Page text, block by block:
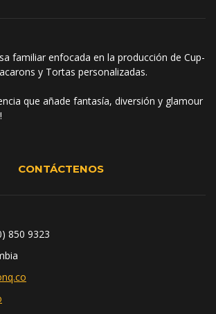
familiar enfocada en la producción de Cup-
y Tortas personalizadas.
que añade fantasía, diversión y glamour
CONTÁCTENOS
850 9323